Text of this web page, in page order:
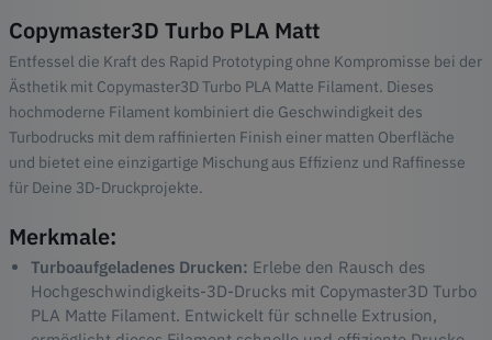
Copymaster3D Turbo PLA Matt
Entfessel die Kraft des Rapid Prototyping ohne Kompromisse bei der
Ästhetik mit Copymaster3D Turbo PLA Matte Filament. Dieses
hochmoderne Filament kombiniert die Geschwindigkeit des
Turbodrucks mit dem raffinierten Finish einer matten Oberfläche
und bietet eine einzigartige Mischung aus Effizienz und Raffinesse
für Deine 3D-Druckprojekte.
Merkmale:
Turboaufgeladenes Drucken: Erlebe den Rausch des
Hochgeschwindigkeits-3D-Drucks mit Copymaster3D Turbo
PLA Matte Filament. Entwickelt für schnelle Extrusion,